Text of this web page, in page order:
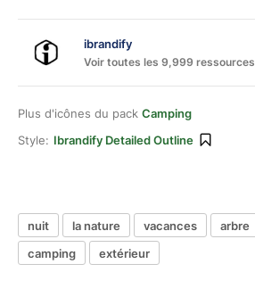
ibrandify
Voir toutes les 9,999 ressources
Plus d'icônes du pack Camping
Style: Ibrandify Detailed Outline
nuit la nature vacances arbre
camping
extérieur